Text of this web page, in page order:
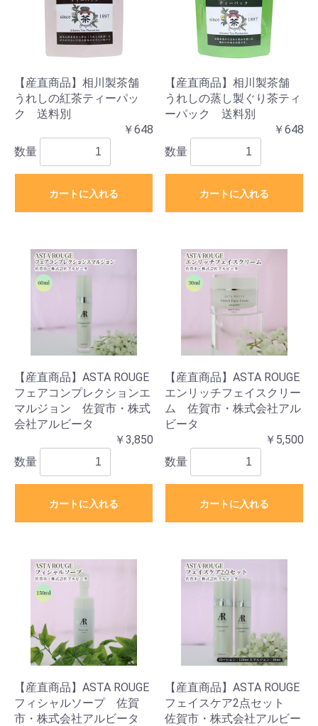
【産直商品】相川製茶舗
うれしの紅茶ティーパッ
ク 送料別
￥648
数量
カートに入れる
【産直商品】相川製茶舗
うれしの蒸し製ぐり茶ティ
ーパック 送料別
￥648
数量
カートに入れる
【産直商品】ASTA ROUGE
フェアコンプレクションエ
マルジョン 佐賀市・株式
会社アルビータ
￥3,850
数量
カートに入れる
【産直商品】ASTA ROUGE
エンリッチフェイスクリー
ム 佐賀市・株式会社アル
ビータ
￥5,500
数量
カートに入れる
【産直商品】ASTA ROUGE
フィシャルソープ 佐賀
市・株式会社アルビータ
【産直商品】ASTA ROUGE
フェイスケア2点セット
佐賀市・株式会社アルビー